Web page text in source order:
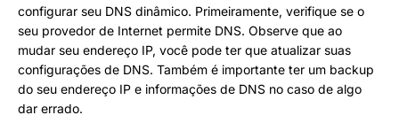
configurar seu DNS dinâmico. Primeiramente, verifique se o
seu provedor de Internet permite DNS. Observe que ao
mudar seu endereço IP, você pode ter que atualizar suas
configurações de DNS. Também é importante ter um backup
do seu endereço IP e informações de DNS no caso de algo
dar errado.